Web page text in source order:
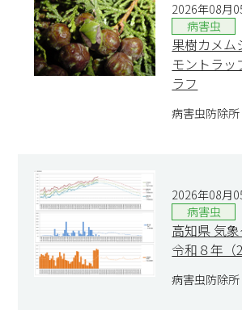
2026年08月
病害虫
果樹カメム
モントラッ
ラフ
病害虫防除所
2026年08月
病害虫
高知県 気
令和８年（
病害虫防除所